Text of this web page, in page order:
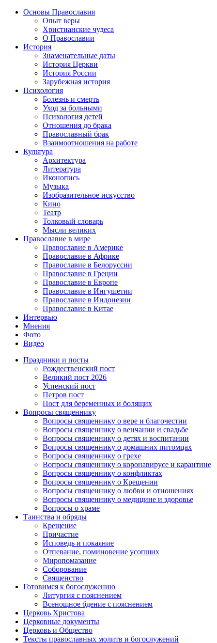
Основы Православия
Опыт веры
Христианские чудеса
О Православии
История
Знаменательные даты
История Церкви
История России
Зарубежная история
Психология
Болезнь и смерть
Уход за больными
Психология детей
Отношения до брака
Православный брак
Взаимоотношения на работе
Культура
Архитектура
Литература
Иконопись
Музыка
Изобразительное искусство
Кино
Театр
Толковый словарь
Мысли великих
Православие в мире
Православие в Америке
Православие в Африке
Православие в Белоруссии
Православие в Греции
Православие в Европе
Православие в Ингушетии
Православие в Индонезии
Православие в Китае
Интервью
Мнения
Фото
Видео
Праздники и посты
Рождественский пост
Великий пост 2026
Успенский пост
Петров пост
Пост для беременных и болящих
Вопросы священнику
Вопросы священнику о вере и благочестии
Вопросы священнику о венчании и свадьбе
Вопросы священнику о детях и воспитании
Вопросы священнику о домашних питомцах
Вопросы священнику о грехе
Вопросы священнику о коронавирусе и карантине
Вопросы священнику о конфликтах
Вопросы священнику о Крещении
Вопросы священнику о любви и отношениях
Вопросы священнику о медицине и здоровье
Вопросы о храме
Таинства и обряды
Крещение
Причастие
Исповедь и покаяние
Отпевание, поминовение усопших
Миропомазание
Соборование
Священство
Готовимся к богослужению
Литургия с пояснением
Всенощное бдение с пояснением
Церковь Христова
Церковные документы
Церковь и Общество
Тексты православных молитв и богослужений